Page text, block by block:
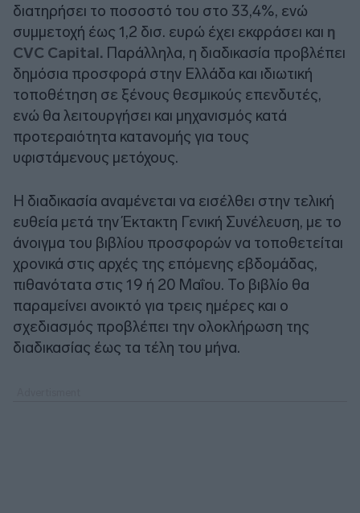
διατηρήσει το ποσοστό του στο 33,4%, ενώ
συμμετοχή έως 1,2 δισ. ευρώ έχει εκφράσει και η
CVC Capital. Παράλληλα, η διαδικασία προβλέπει
δημόσια προσφορά στην Ελλάδα και ιδιωτική
τοποθέτηση σε ξένους θεσμικούς επενδυτές,
ενώ θα λειτουργήσει και μηχανισμός κατά
προτεραιότητα κατανομής για τους
υφιστάμενους μετόχους.
Η διαδικασία αναμένεται να εισέλθει στην τελική
ευθεία μετά την Έκτακτη Γενική Συνέλευση, με το
άνοιγμα του βιβλίου προσφορών να τοποθετείται
χρονικά στις αρχές της επόμενης εβδομάδας,
πιθανότατα στις 19 ή 20 Μαΐου. Το βιβλίο θα
παραμείνει ανοικτό για τρεις ημέρες και ο
σχεδιασμός προβλέπει την ολοκλήρωση της
διαδικασίας έως τα τέλη του μήνα.